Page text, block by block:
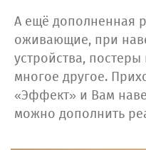
А ещё дополненная
оживающие, при
устройства,
многое другое.
«Эффект» и Вам
можно дополнить